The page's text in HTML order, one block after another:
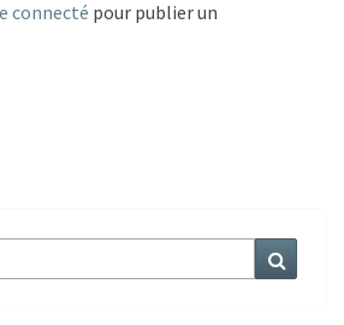
connecté pour publier un